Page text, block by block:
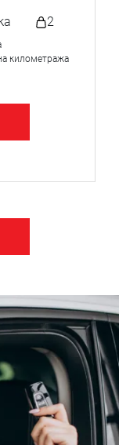
2
километража